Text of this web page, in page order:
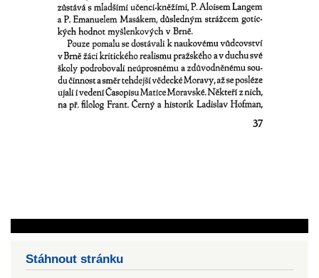
Stáhnout stránku